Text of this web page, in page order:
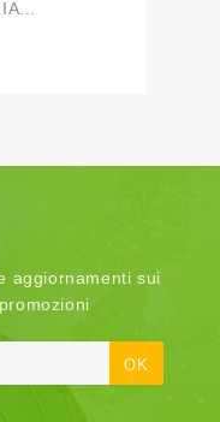
aggiornamenti sui